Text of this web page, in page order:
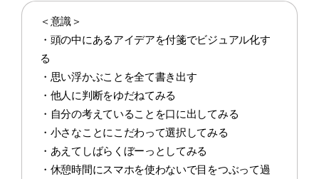
＜意識＞
・頭の中にあるアイデアを付箋でビジュアル化す
る
・思い浮かぶことを全て書き出す
・他人に判断をゆだねてみる
・自分の考えていることを口に出してみる
・小さなことにこだわって選択してみる
・あえてしばらくぼーっとしてみる
・休憩時間にスマホを使わないで目をつぶって過